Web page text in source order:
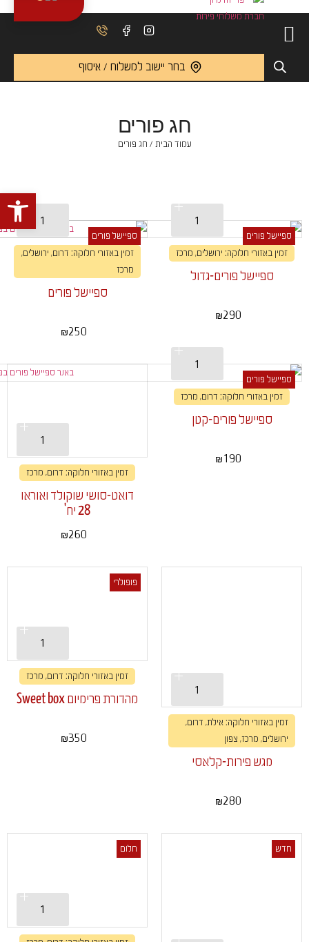
בחר יישוב למשלוח / איסוף
חג פורים
עמוד הבית / חג פורים
ספיישל פורים
זמין באזורי חלוקה: ירושלים, מרכז
ספיישל פורים-גדול
₪290
ספיישל פורים
זמין באזורי חלוקה: דרום, ירושלים,
מרכז
ספיישל פורים
₪250
ספיישל פורים
זמין באזורי חלוקה: דרום, מרכז
ספיישל פורים-קטן
₪ 190
זמין באזורי חלוקה: דרום, מרכז
דואט-סושי שוקולד ואוראו
28 יח'
₪260
זמין באזורי חלוקה: אילת, דרום,
ירושלים, מרכז, צפון
מגש פירות-קלאסי
₪280
פופולרי
זמין באזורי חלוקה: דרום, מרכז
מהדורת פרימיום Sweet box
₪350
חדש חלום